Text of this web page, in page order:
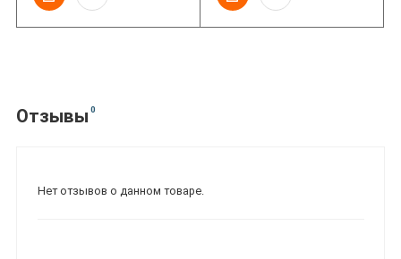
Отзывы 0
Нет отзывов о данном товаре.